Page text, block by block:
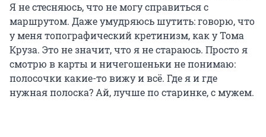
Я не стесняюсь, что не могу справиться с
маршрутом. Даже умудряюсь шутить: говорю, что
у меня топографический кретинизм, как у Тома
Круза. Это не значит, что я не стараюсь. Просто я
смотрю в карты и ничегошеньки не понимаю:
полосочки какие-то вижу и всё. Где я и где
нужная полоска? Ай, лучше по старинке, с мужем.